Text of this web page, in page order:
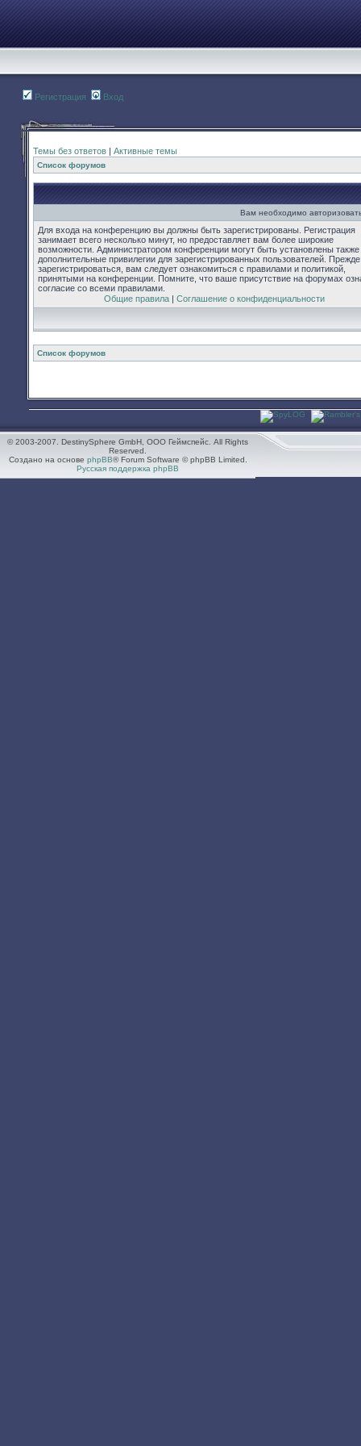
Регистрация Вход
Темы без ответов | Активные темы
Список форумов
Вам необходимо
Для входа на конференцию вы должны быть зарегистрированы. Регистрация
занимает всего несколько минут, но предоставляет вам более широкие
возможности. Администратором конференции могут быть установлены также
дополнительные привилегии для зарегистрированных пользователей.
зарегистрироваться, вам следует ознакомиться с правилами и политикой,
принятыми на конференции. Помните, что ваше присутствие на форумах
согласие со всеми правилами.
Общие правила| Соглашение о конфиденциальности
Список форумов
© 2003-2007. DestinySphere GmbH, ООО Геймспейс. All Rights
Reserved.
Создано на основе phpBB® Forum Software © phpBB Limited.
Русская поддержка phpBB